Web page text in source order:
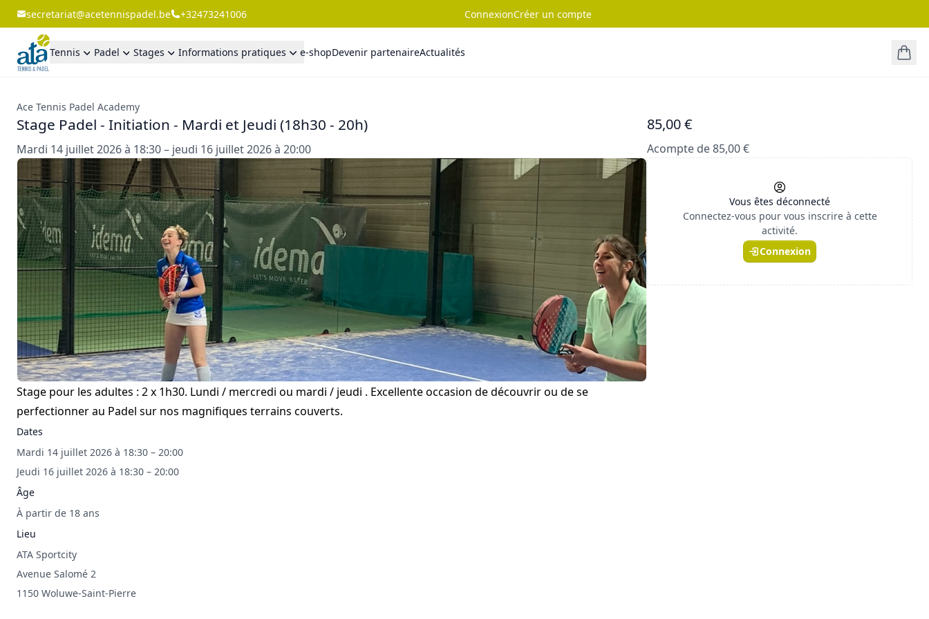
secretariat@acetennispadel.be +32473241006 ConnexionCréer un compte
Tennis Padel Stages Informations pratiques e-shopDevenir partenaireActualités
Ace Tennis Padel Academy
Stage Padel - Initiation - Mardi et Jeudi (18h30 - 20h)
Mardi 14 juillet 2026 à 18:30 – jeudi 16 juillet 2026 à 20:00
85,00 €
Acompte de 85,00 €
Stage pour les adultes : 2 x 1h30. Lundi / mercredi ou mardi / jeudi . Excellente occasion de découvrir ou de se
perfectionner au Padel sur nos magnifiques terrains couverts.
Dates
Mardi 14 juillet 2026 à 18:30 – 20:00
Jeudi 16 juillet 2026 à 18:30 – 20:00
Âge
À partir de 18 ans
Lieu
ATA Sportcity
Avenue Salomé 2
1150 Woluwe-Saint-Pierre
Vous êtes déconnecté
Connectez-vous pour vous inscrire à cette
activité.
Connexion